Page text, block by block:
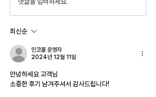
최신순
인코몰 운영자
2024년 12월 11일
안녕하세요 고객님
소중한 후기 남겨주셔서 감사드립니다!